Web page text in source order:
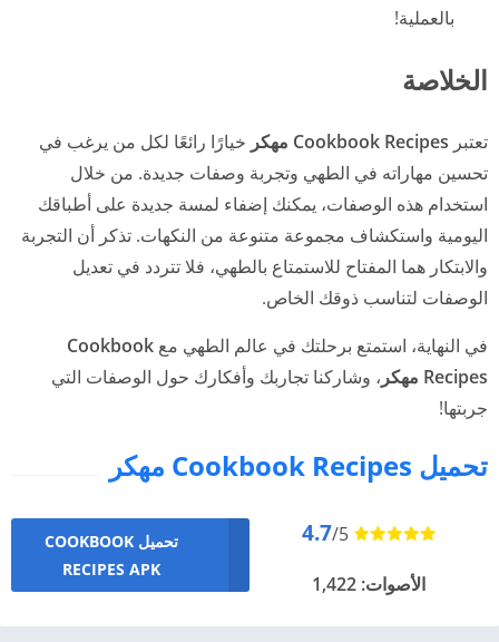
بالعملية!
الخلاصة
تعتبر Cookbook Recipes مهكر
خيارًا رائعًا لكل من يرغب في
تحسين مهاراته في الطهي وتجربة وصفات جديدة. من خلال
استخدام هذه الوصفات، يمكنك إضفاء لمسة جديدة على أطباقك
اليومية واستكشاف مجموعة متنوعة من النكهات. تذكر أن التجربة
والابتكار هما المفتاح للاستمتاع بالطهي، فلا تتردد في تعديل
الوصفات لتناسب ذوقك الخاص.
في النهاية، استمتع برحلتك في عالم الطهي مع Cookbook
Recipes مهكر
، وشاركنا تجاربك وأفكارك حول الوصفات التي
جربتها!
تحميل Cookbook Recipes مهكر
4.7/5
الأصوات: 1,422
تحميل COOKBOOK
RECIPES APK